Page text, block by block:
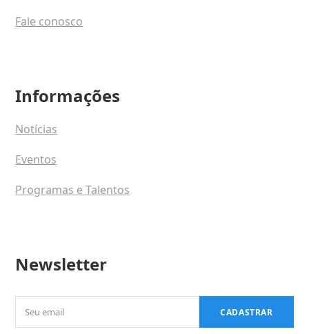
Fale conosco
Informações
Notícias
Eventos
Programas e Talentos
Newsletter
email
CADASTRAR